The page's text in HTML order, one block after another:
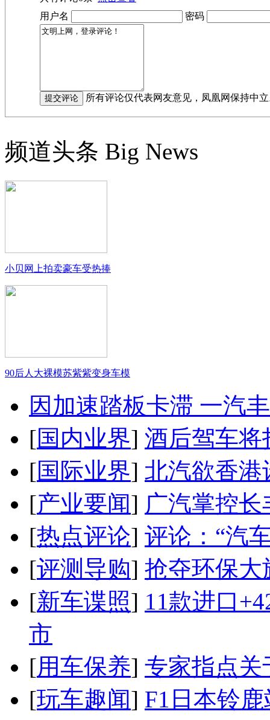
用户名
密码
所有评论仅代表网友意见，凤凰网保持中
频道头条 Big News
小贝网上拍卖豪车受热捧
90后人大裸模苏紫紫变身车模
因加速踏板卡滞 一汽
[国内业界] 酒后驾车将
[国际业界] 北汽欲香港
[产业要闻] 广汽掌控
[热点评论] 评论：“汽
[评测导购] 抢夺环保大
[新车谍照] 11款进口
市
[用车保养] 专家指点关
[玩车趣闻] F1日本铃